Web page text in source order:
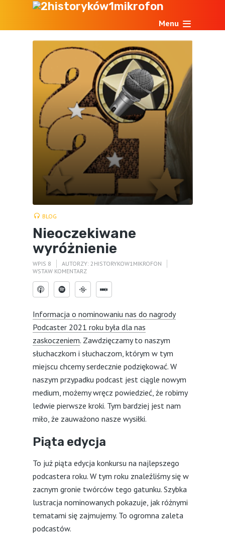
Menu
BLOG
Nieoczekiwane
wyróżnienie
WPIS 8 AUTORZY: 2HISTORYKOW1MIKROFON
WSTAW KOMENTARZ
Informacja o nominowaniu nas do nagrody
Podcaster 2021 roku była dla nas
zaskoczeniem. Zawdzięczamy to naszym
słuchaczkom i słuchaczom, którym w tym
miejscu chcemy serdecznie podziękować. W
naszym przypadku podcast jest ciągle nowym
medium, możemy wręcz powiedzieć, że robimy
ledwie pierwsze kroki. Tym bardziej jest nam
miło, że zauważono nasze wysiłki.
Piąta edycja
To już piąta edycja konkursu na najlepszego
podcastera roku. W tym roku znaleźliśmy się w
zacnym gronie twórców tego gatunku. Szybka
lustracja nominowanych pokazuje, jak różnymi
tematami się zajmujemy. To ogromna zaleta
podcastów.